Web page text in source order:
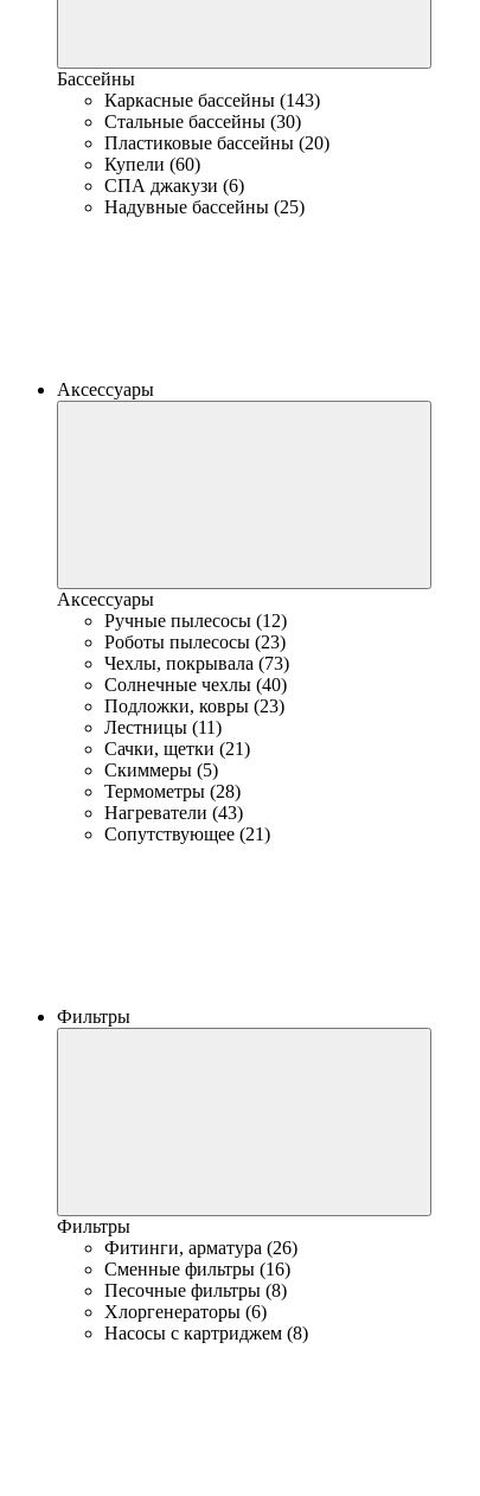
Бассейны
Каркасные бассейны (143)
Стальные бассейны (30)
Пластиковые бассейны (20)
Купели (60)
СПА джакузи (6)
Надувные бассейны (25)
Аксессуары
Аксессуары
Ручные пылесосы (12)
Роботы пылесосы (23)
Чехлы, покрывала (73)
Солнечные чехлы (40)
Подложки, ковры (23)
Лестницы (11)
Сачки, щетки (21)
Скиммеры (5)
Термометры (28)
Нагреватели (43)
Сопутствующее (21)
Фильтры
Фильтры
Фитинги, арматура (26)
Сменные фильтры (16)
Песочные фильтры (8)
Хлоргенераторы (6)
Насосы с картриджем (8)